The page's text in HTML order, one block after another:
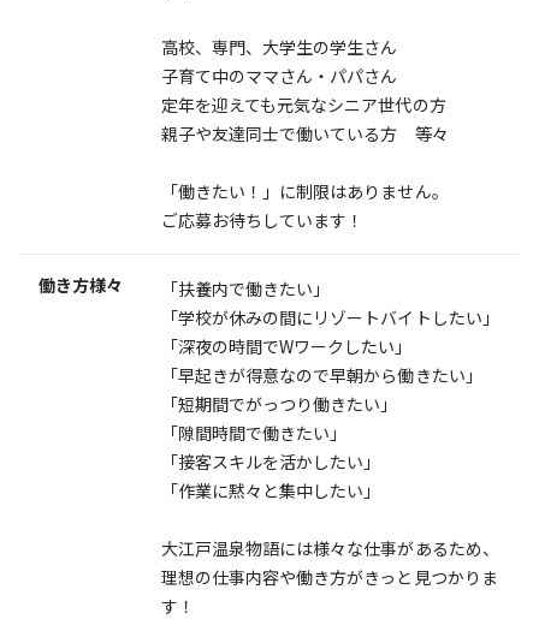
高校、専門、大学生の学生さん
子育て中のママさん・パパさん
定年を迎えても元気なシニア世代の方
親子や友達同士で働いている方 等々
「働きたい！」に制限はありません。
ご応募お待ちしています！
働き方様々
「扶養内で働きたい」
「学校が休みの間にリゾートバイトしたい」
「深夜の時間でWワークしたい」
「早起きが得意なので早朝から働きたい」
「短期間でがっつり働きたい」
「隙間時間で働きたい」
「接客スキルを活かしたい」
「作業に黙々と集中したい」
大江戸温泉物語には様々な仕事があるため、
理想の仕事内容や働き方がきっと見つかりま
す！